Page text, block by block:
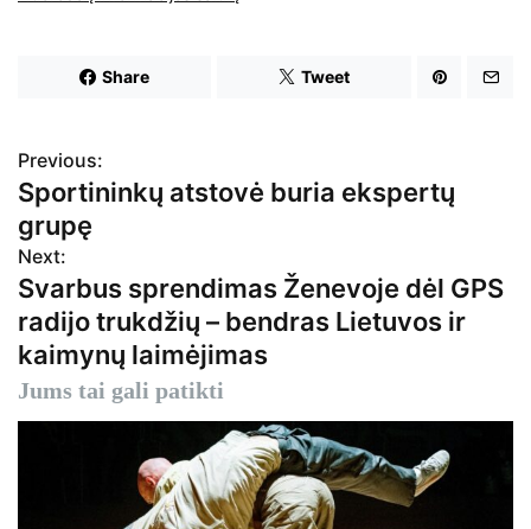
Share Tweet
N
a
v
i
g
a
Previous:
Sportininkų atstovė buria ekspertų
grupę
Next:
Svarbus sprendimas Ženevoje dėl GPS
radijo trukdžių – bendras Lietuvos ir
kaimynų laimėjimas
Jums tai gali patikti